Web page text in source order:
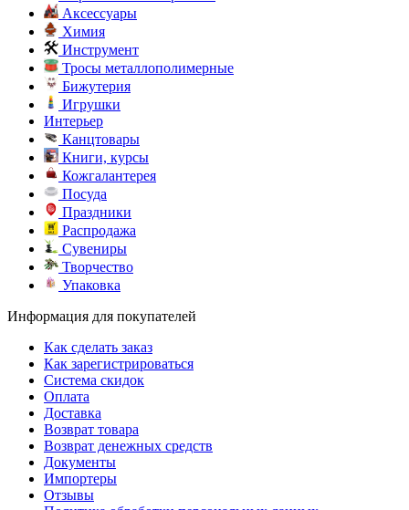
Аксессуары
Химия
Инструмент
Тросы металлополимерные
Бижутерия
Игрушки
Интерьер
Канцтовары
Книги, курсы
Кожгалантерея
Посуда
Праздники
Распродажа
Сувениры
Творчество
Упаковка
Информация для покупателей
Как сделать заказ
Как зарегистрироваться
Система скидок
Оплата
Доставка
Возврат товара
Возврат денежных средств
Документы
Импортеры
Отзывы